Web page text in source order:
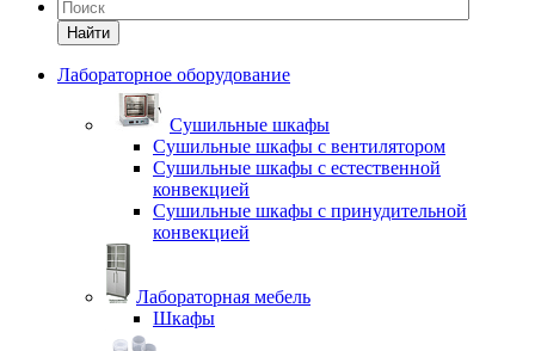
Найти
Лабораторное оборудование
Cушильные шкафы
Сушильные шкафы с вентилятором
Сушильные шкафы с естественной
конвекцией
Сушильные шкафы с принудительной
конвекцией
Лабораторная мебель
Шкафы